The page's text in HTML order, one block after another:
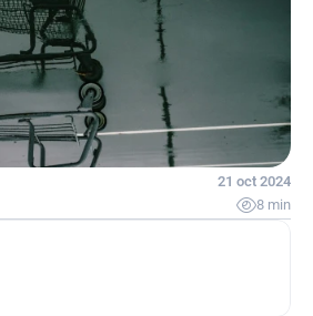
21 oct 2024
8 min